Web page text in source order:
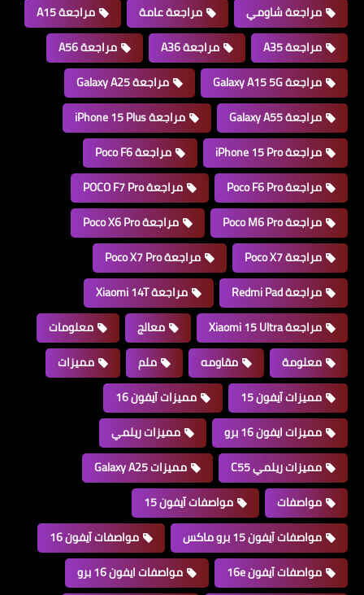
مراجعة شاومي
مراجعة عامة
مراجعة A15
مراجعة A35
مراجعة A36
مراجعة A56
مراجعة Galaxy A15 5G
مراجعة Galaxy A25
مراجعة Galaxy A55
مراجعة iPhone 15 Plus
مراجعة iPhone 15 Pro
مراجعة Poco F6
مراجعة Poco F6 Pro
مراجعة POCO F7 Pro
مراجعة Poco M6 Pro
مراجعة Poco X6 Pro
مراجعة Poco X7
مراجعة Poco X7 Pro
مراجعة Redmi Pad
مراجعة Xiaomi 14T
مراجعة Xiaomi 15 Ultra
معالج
معلومات
معلومة
مقاومه ملم
مميزات
مميزات آيفون 15
مميزات آيفون 16
مميزات ايفون 16 برو
مميزات ريلمي
مميزات ريلمي C55
مميزات Galaxy A25
مواصفات
مواصفات آيفون 15
مواصفات آيفون 15 برو ماكس
مواصفات آيفون 16
مواصفات آيفون 16e
مواصفات ايفون 16 برو